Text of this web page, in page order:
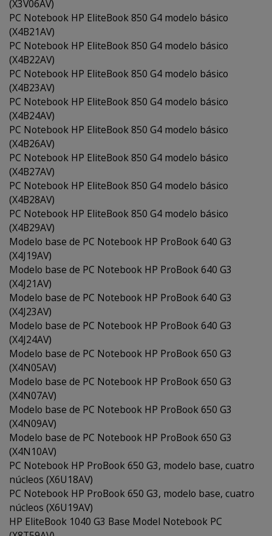
(X3V06AV)
PC Notebook HP EliteBook 850 G4 modelo básico
(X4B21AV)
PC Notebook HP EliteBook 850 G4 modelo básico
(X4B22AV)
PC Notebook HP EliteBook 850 G4 modelo básico
(X4B23AV)
PC Notebook HP EliteBook 850 G4 modelo básico
(X4B24AV)
PC Notebook HP EliteBook 850 G4 modelo básico
(X4B26AV)
PC Notebook HP EliteBook 850 G4 modelo básico
(X4B27AV)
PC Notebook HP EliteBook 850 G4 modelo básico
(X4B28AV)
PC Notebook HP EliteBook 850 G4 modelo básico
(X4B29AV)
Modelo base de PC Notebook HP ProBook 640 G3
(X4J19AV)
Modelo base de PC Notebook HP ProBook 640 G3
(X4J21AV)
Modelo base de PC Notebook HP ProBook 640 G3
(X4J23AV)
Modelo base de PC Notebook HP ProBook 640 G3
(X4J24AV)
Modelo base de PC Notebook HP ProBook 650 G3
(X4N05AV)
Modelo base de PC Notebook HP ProBook 650 G3
(X4N07AV)
Modelo base de PC Notebook HP ProBook 650 G3
(X4N09AV)
Modelo base de PC Notebook HP ProBook 650 G3
(X4N10AV)
PC Notebook HP ProBook 650 G3, modelo base, cuatro
núcleos (X6U18AV)
PC Notebook HP ProBook 650 G3, modelo base, cuatro
núcleos (X6U19AV)
HP EliteBook 1040 G3 Base Model Notebook PC